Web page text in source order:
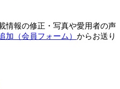
情報の修正・写真や愛用者の声
加（会員フォーム） からお送り